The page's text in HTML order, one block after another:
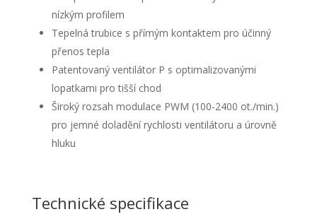
nízkým profilem
Tepelná trubice s přímým kontaktem pro účinný
přenos tepla
Patentovaný ventilátor P s optimalizovanými
lopatkami pro tišší chod
Široký rozsah modulace PWM (100-2400 ot./min.)
pro jemné doladění rychlosti ventilátoru a úrovně
hluku
Technické specifikace